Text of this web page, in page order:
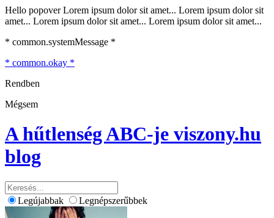
Hello popover Lorem ipsum dolor sit amet... Lorem ipsum dolor sit
amet... Lorem ipsum dolor sit amet... Lorem ipsum dolor sit amet...
* common.systemMessage *
* common.okay *
Rendben
Mégsem
A hűtlenség ABC-je viszony.hu
blog
Legújabbak Legnépszerűbbek